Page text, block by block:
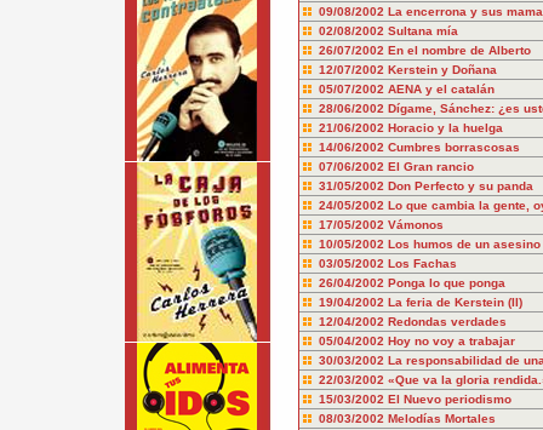
09/08/2002 La encerrona y sus
02/08/2002 Sultana mía
26/07/2002 En el nombre de Alberto
12/07/2002 Kerstein y Doñana
05/07/2002 AENA y el catalán
28/06/2002 Dígame, Sánchez: ¿es
21/06/2002 Horacio y la huelga
14/06/2002 Cumbres borrascosas
07/06/2002 El Gran rancio
31/05/2002 Don Perfecto y su panda
24/05/2002 Lo que cambia la gente,
17/05/2002 Vámonos
10/05/2002 Los humos de un asesino
03/05/2002 Los Fachas
26/04/2002 Ponga lo que ponga
19/04/2002 La feria de Kerstein (II)
12/04/2002 Redondas verdades
05/04/2002 Hoy no voy a trabajar
30/03/2002 La responsabilidad de
22/03/2002 «Que va la gloria
15/03/2002 El Nuevo periodismo
08/03/2002 Melodías Mortales